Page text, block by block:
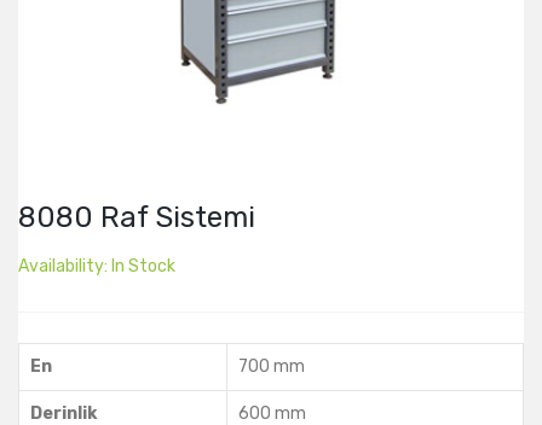
8080 Raf Sistemi
Availability: In Stock
En 700 mm
Derinlik 600 mm